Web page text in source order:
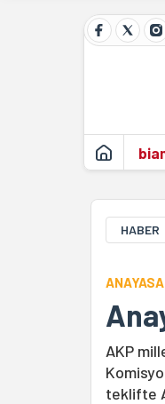
HABER
AKP
teklifte